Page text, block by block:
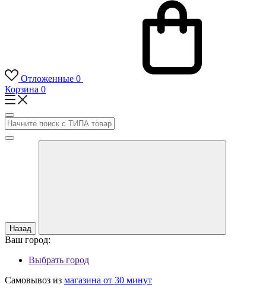
Отложенные 0
Корзина 0
Назад
Ваш город:
Выбрать город
Самовывоз из магазина от 30 минут